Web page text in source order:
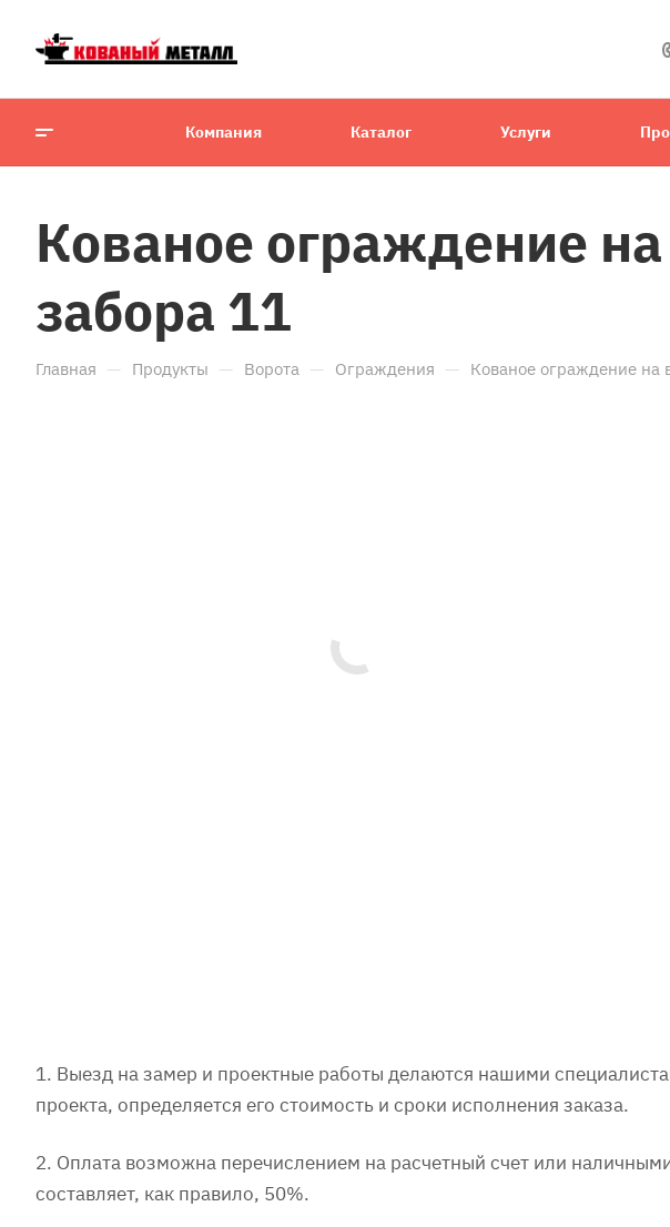
Компания Каталог Услуги
Кованое ограждение
забора 11
Главная — Продукты — Ворота — Ограждения — Кованое ограждение на
1. Выезд на замер и проектные работы делаются нашими
проекта, определяется его стоимость и сроки исполнения заказа.
2. Оплата возможна перечислением на расчетный счет или
составляет, как правило, 50%.